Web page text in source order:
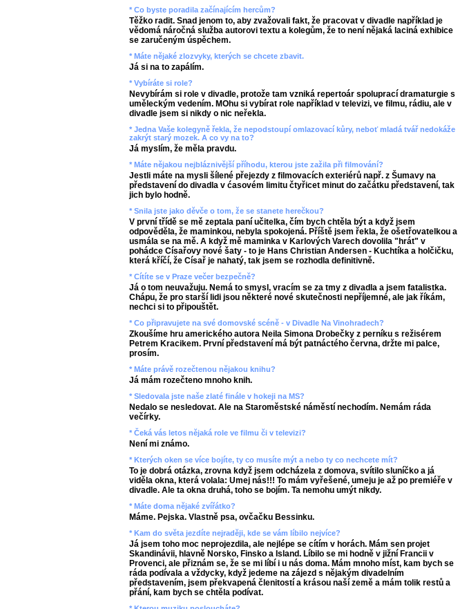
* Co byste poradila začínajícím hercům?
Těžko radit. Snad jenom to, aby zvažovali fakt, že pracovat v divadle například je
vědomá náročná služba autorovi textu a kolegům, že to není nějaká laciná exhibice
se zaručeným úspěchem.
* Máte nějaké zlozvyky, kterých se chcete zbavit.
Já si na to zapálím.
* Vybíráte si role?
Nevybírám si role v divadle, protože tam vzniká repertoár spoluprací dramaturgie s
uměleckým vedením. MOhu si vybírat role například v televizi, ve filmu, rádiu, ale v
divadle jsem si nikdy o nic neřekla.
* Jedna Vaše kolegyně řekla, že nepodstoupí omlazovací kůry, neboť mladá tvář nedokáže
zakrýt starý mozek. A co vy na to?
Já myslím, že měla pravdu.
* Máte nějakou nejbláznivější příhodu, kterou jste zažila při filmování?
Jestli máte na mysli šílené přejezdy z filmovacích exteriérů např. z Šumavy na
představení do divadla v ćasovém limitu čtyřicet minut do začátku představení, tak
jich bylo hodně.
* Snila jste jako děvče o tom, že se stanete herečkou?
V první třídě se mě zeptala paní učitelka, čím bych chtěla být a když jsem
odpověděla, že maminkou, nebyla spokojená. Příště jsem řekla, že ošetřovatelkou a
usmála se na mě. A když mě maminka v Karlových Varech dovolila "hrát" v
pohádce Císařovy nové šaty - to je Hans Christian Andersen - Kuchtíka a holčičku,
která kříčí, že Císař je nahatý, tak jsem se rozhodla definitivně.
* Cítíte se v Praze večer bezpečně?
Já o tom neuvažuju. Nemá to smysl, vracím se za tmy z divadla a jsem fatalistka.
Chápu, že pro starší lidi jsou některé nové skutečnosti nepříjemné, ale jak říkám,
nechci si to připouštět.
* Co připravujete na své domovské scéně - v Divadle Na Vinohradech?
Zkoušíme hru amerického autora Neila Simona Drobečky z perníku s režisérem
Petrem Kracikem. První představení má být patnáctého června, držte mi palce,
prosím.
* Máte právě rozečtenou nějakou knihu?
Já mám rozečteno mnoho knih.
* Sledovala jste naše zlaté finále v hokeji na MS?
Nedalo se nesledovat. Ale na Staroměstské náměstí nechodím. Nemám ráda
večírky.
* Čeká vás letos nějaká role ve filmu či v televizi?
Není mi známo.
* Kterých oken se více bojíte, ty co musíte mýt a nebo ty co nechcete mít?
To je dobrá otázka, zrovna když jsem odcházela z domova, svítilo sluníčko a já
viděla okna, která volala: Umej nás!!! To mám vyřešené, umeju je až po premiéře v
divadle. Ale ta okna druhá, toho se bojím. Ta nemohu umýt nikdy.
* Máte doma nějaké zvířátko?
Máme. Pejska. Vlastně psa, ovčačku Bessinku.
* Kam do světa jezdíte nejraději, kde se vám líbilo nejvíce?
Já jsem toho moc neprojezdila, ale nejlépe se cítím v horách. Mám sen projet
Skandinávii, hlavně Norsko, Finsko a Island. Líbilo se mi hodně v jižní Francii v
Provenci, ale přiznám se, že se mi líbí i u nás doma. Mám mnoho míst, kam bych se
ráda podívala a vždycky, když jedeme na zájezd s nějakým divadelním
představením, jsem překvapená členitostí a krásou naší země a mám tolik restů a
přání, kam bych se chtěla podívat.